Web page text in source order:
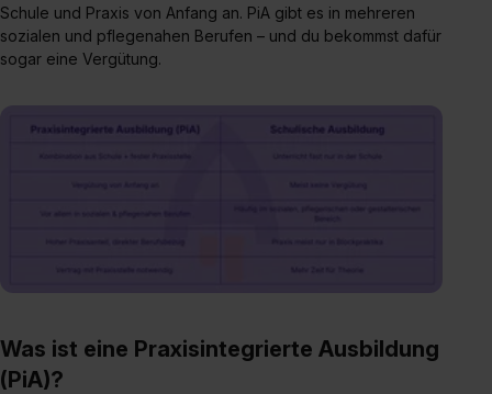
Schule und Praxis von Anfang an. PiA gibt es in mehreren
sozialen und pflegenahen Berufen – und du bekommst dafür
sogar eine Vergütung.
Was ist eine Praxisintegrierte Ausbildung
(PiA)?